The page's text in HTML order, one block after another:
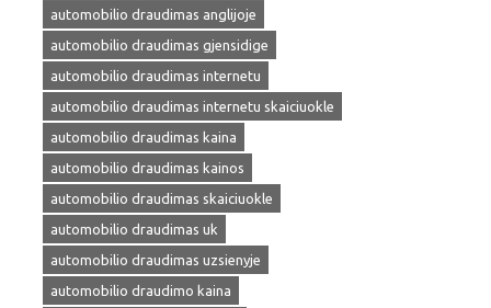
automobilio draudimas anglijoje
automobilio draudimas gjensidige
automobilio draudimas internetu
automobilio draudimas internetu skaiciuokle
automobilio draudimas kaina
automobilio draudimas kainos
automobilio draudimas skaiciuokle
automobilio draudimas uk
automobilio draudimas uzsienyje
automobilio draudimo kaina